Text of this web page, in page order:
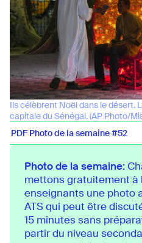
Ils célèbrent Noël dans le désert.
capitale du Sénégal. (AP Photo/
PDF Photo de la semaine #52
Photo de la semaine:
mettons gratuitement à
enseignants une photo
ATS qui peut être
15 minutes sans
partir du niveau